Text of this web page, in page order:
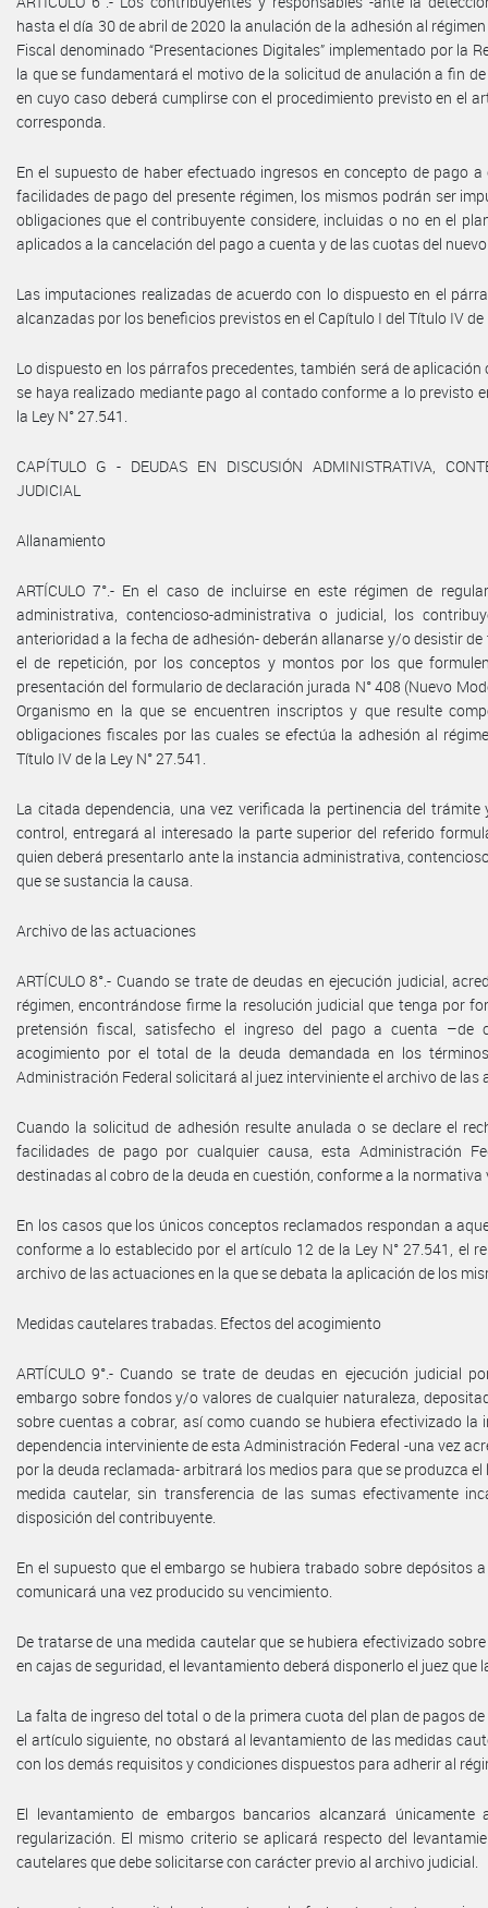
hasta el día 30 de abril de 2020 la anulación de la adhesión al
Fiscal denominado “Presentaciones Digitales” implementado por la
la que se fundamentará el motivo de la solicitud de anulación a fin
en cuyo caso deberá cumplirse con el procedimiento previsto en el
corresponda.
En el supuesto de haber efectuado ingresos en concepto de pago
facilidades de pago del presente régimen, los mismos podrán ser
obligaciones que el contribuyente considere, incluidas o no en el
aplicados a la cancelación del pago a cuenta y de las cuotas del
Las imputaciones realizadas de acuerdo con lo dispuesto en el
alcanzadas por los beneficios previstos en el Capítulo I del Título IV de
Lo dispuesto en los párrafos precedentes, también será de
se haya realizado mediante pago al contado conforme a lo previsto
la Ley N° 27.541.
CAPÍTULO G - DEUDAS EN DISCUSIÓN ADMINISTRATIVA,
JUDICIAL
Allanamiento
ARTÍCULO 7°.- En el caso de incluirse en este régimen de
administrativa, contencioso-administrativa o judicial, los
anterioridad a la fecha de adhesión- deberán allanarse y/o desistir
el de repetición, por los conceptos y montos por los que
presentación del formulario de declaración jurada N° 408 (Nuevo
Organismo en la que se encuentren inscriptos y que resulte
obligaciones fiscales por las cuales se efectúa la adhesión al
Título IV de la Ley N° 27.541.
La citada dependencia, una vez verificada la pertinencia del
control, entregará al interesado la parte superior del referido
quien deberá presentarlo ante la instancia administrativa,
que se sustancia la causa.
Archivo de las actuaciones
ARTÍCULO 8°.- Cuando se trate de deudas en ejecución judicial,
régimen, encontrándose firme la resolución judicial que tenga por
pretensión fiscal, satisfecho el ingreso del pago a cuenta –de
acogimiento por el total de la deuda demandada en los
Administración Federal solicitará al juez interviniente el archivo de las
Cuando la solicitud de adhesión resulte anulada o se declare el
facilidades de pago por cualquier causa, esta Administración
destinadas al cobro de la deuda en cuestión, conforme a la normativa
En los casos que los únicos conceptos reclamados respondan a
conforme a lo establecido por el artículo 12 de la Ley N° 27.541, el
archivo de las actuaciones en la que se debata la aplicación de los
Medidas cautelares trabadas. Efectos del acogimiento
ARTÍCULO 9°.- Cuando se trate de deudas en ejecución judicial
embargo sobre fondos y/o valores de cualquier naturaleza,
sobre cuentas a cobrar, así como cuando se hubiera efectivizado la
dependencia interviniente de esta Administración Federal -una vez
por la deuda reclamada- arbitrará los medios para que se produzca
medida cautelar, sin transferencia de las sumas efectivamente
disposición del contribuyente.
En el supuesto que el embargo se hubiera trabado sobre depósitos
comunicará una vez producido su vencimiento.
De tratarse de una medida cautelar que se hubiera efectivizado
en cajas de seguridad, el levantamiento deberá disponerlo el juez que
La falta de ingreso del total o de la primera cuota del plan de pagos
el artículo siguiente, no obstará al levantamiento de las medidas
con los demás requisitos y condiciones dispuestos para adherir al
El levantamiento de embargos bancarios alcanzará
regularización. El mismo criterio se aplicará respecto del
cautelares que debe solicitarse con carácter previo al archivo judicial.